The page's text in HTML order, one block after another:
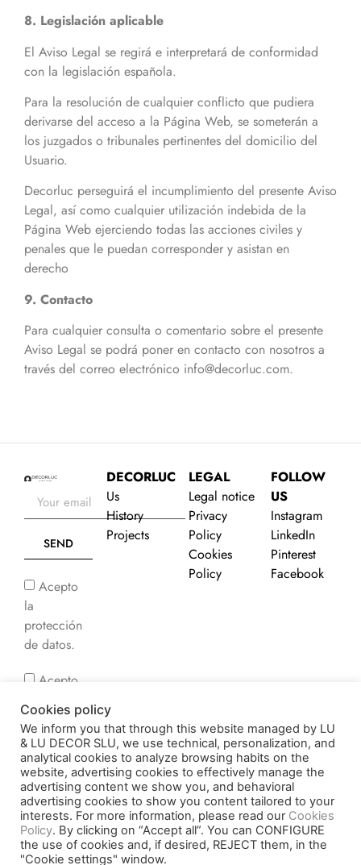
8. Legislación aplicable
El Aviso Legal se regirá e interpretará de conformidad
con la legislación española.
Para la resolución de cualquier conflicto que pudiera
derivarse del acceso a la Página Web, se someterán a
los juzgados o tribunales pertinentes del domicilio del
Usuario.
Decorluc perseguirá el incumplimiento del presente Aviso
Legal, así como cualquier utilización indebida de la
Página Web ejerciendo todas las acciones civiles y
penales que le puedan corresponder y asistan en
derecho
9. Contacto
Para cualquier consulta o comentario sobre el presente
Aviso Legal se podrá poner en contacto con nosotros a
través del correo electrónico info@decorluc.com.
Acepto
la
protección
de datos.
Acepto
comunicaciones
comerciales.
SEND
DECORLUC
Us
History
Projects
LEGAL
Legal notice
Privacy
Policy
Cookies
Policy
FOLLOW
US
Instagram
LinkedIn
Pinterest
Facebook
Funded by the European
Union –
© 2026 Decorluc. All
rights reserved.
Cookies policy
We inform you that through this website managed by LU
& LU DECOR SLU, we use technical, personalization, and
analytical cookies to analyze browsing habits on the
website, advertising cookies to effectively manage the
advertising content we show you, and behavioral
advertising cookies to show you content tailored to your
interests. For more information, please read our Cookies
Policy. By clicking on “Accept all”. You can CONFIGURE
the use of cookies and, if desired, REJECT them, in the
"Cookie settings" window.